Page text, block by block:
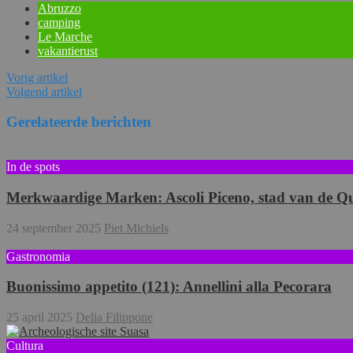
Abruzzo
camping
Le Marche
vakantierust
Vorig artikel
Volgend artikel
Gerelateerde berichten
In de spots
Merkwaardige Marken: Ascoli Piceno, stad van de
24 september 2025 Piet Michiels
Gastronomia
Buonissimo appetito (121): Annellini alla Pecorara
25 april 2025 Delia Filippone
Cultura